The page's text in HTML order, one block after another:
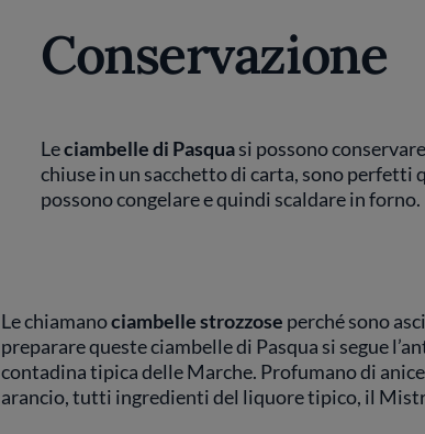
Conservazione
Leciambelle di Pasquasi possono
chiuse in un sacchetto di carta, sono perfetti
possono congelare e quindi scaldare in forno.
Le chiamanociambelle strozzose perché sono
preparare queste ciambelle di Pasqua si segue
contadina tipica delle Marche. Profumano di
arancio, tutti ingredienti del liquore tipico, il